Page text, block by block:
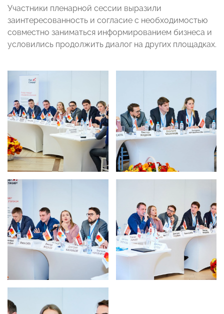
Участники пленарной сессии выразили
заинтересованность и согласие с необходимостью
совместно заниматься информированием бизнеса и
условились продолжить диалог на других площадках.